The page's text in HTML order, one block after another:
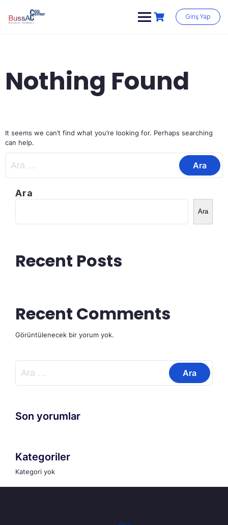
content
Giriş Yap
Nothing Found
It seems we can’t find what you’re looking for. Perhaps searching
can help.
Arama:
Ara
Ara
Recent Posts
Recent Comments
Görüntülenecek bir yorum yok.
Arama:
Son yorumlar
Kategoriler
Kategori yok